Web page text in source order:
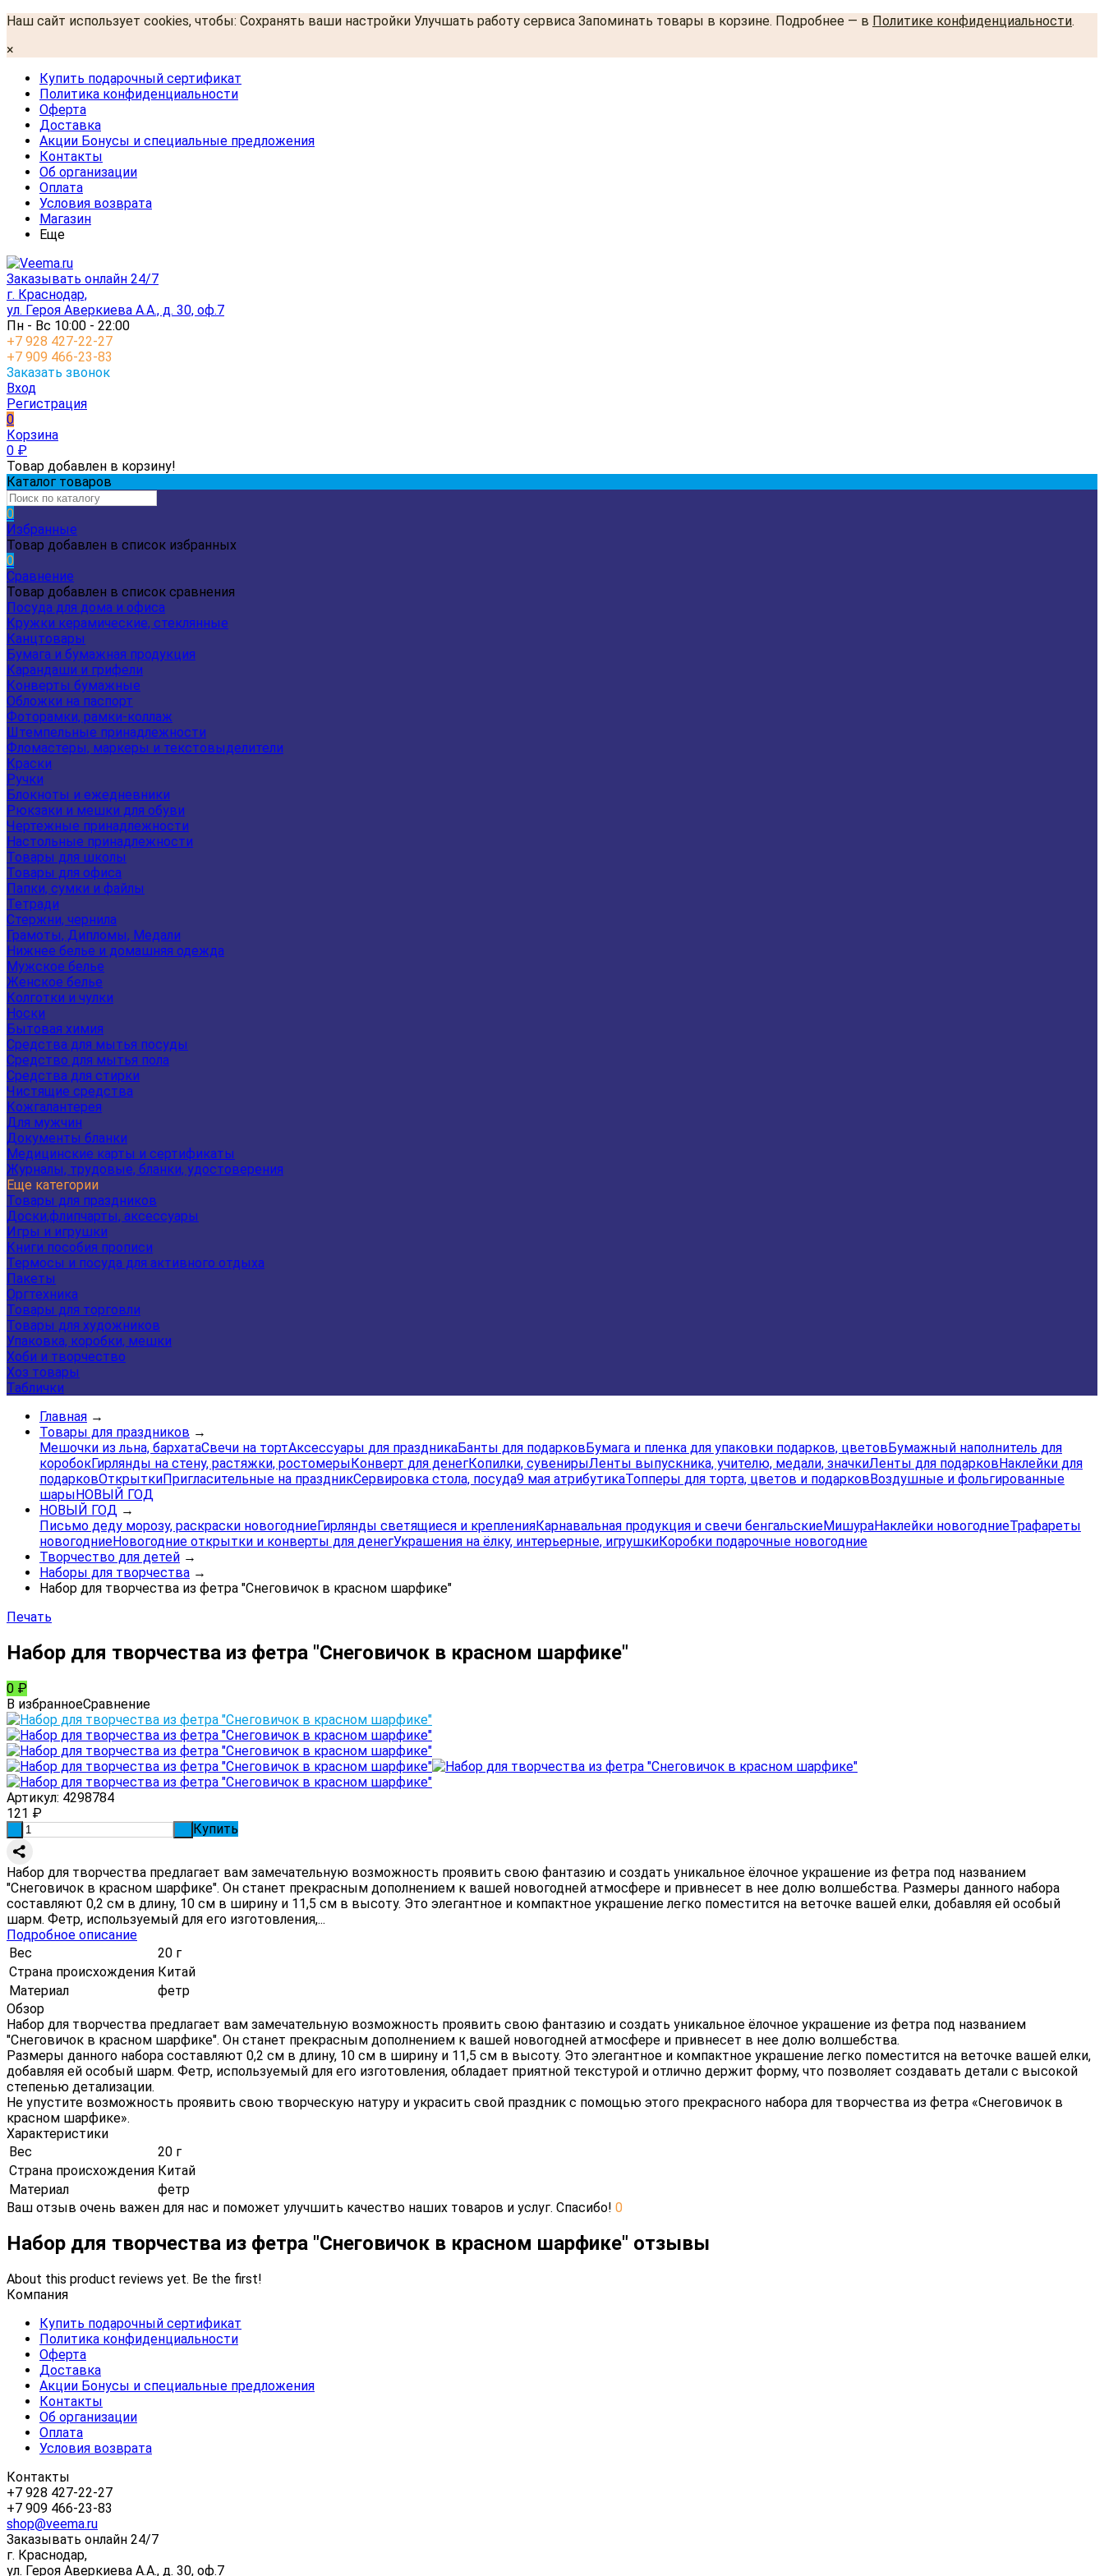
Наш сайт использует cookies, чтобы: Сохранять ваши настройки Улучшать работу сервиса Запоминать товары в корзине. Подробнее — в Политике конфиденциальности.
×
Купить подарочный сертификат
Политика конфиденциальности
Оферта
Доставка
Акции Бонусы и специальные предложения
Контакты
Об организации
Оплата
Условия возврата
Магазин
Еще
Заказывать онлайн 24/7
г. Краснодар,
ул. Героя Аверкиева А.А., д. 30, оф.7
Пн - Вс 10:00 - 22:00
+7 928 427-22-27
+7 909 466-23-83
Заказать звонок
Вход
Регистрация
0
Корзина
0 ₽
Товар добавлен в корзину!
Каталог товаров
0
Избранные
Товар добавлен в список избранных
0
Сравнение
Товар добавлен в список сравнения
Посуда для дома и офиса
Кружки керамические, стеклянные
Канцтовары
Бумага и бумажная продукция
Карандаши и грифели
Конверты бумажные
Обложки на паспорт
Фоторамки, рамки-коллаж
Штемпельные принадлежности
Фломастеры, маркеры и текстовыделители
Краски
Ручки
Блокноты и ежедневники
Рюкзаки и мешки для обуви
Чертежные принадлежности
Настольные принадлежности
Товары для школы
Товары для офиса
Папки, сумки и файлы
Тетради
Стержни, чернила
Грамоты, Дипломы, Медали
Нижнее белье и домашняя одежда
Мужское белье
Женское белье
Колготки и чулки
Носки
Бытовая химия
Средства для мытья посуды
Средство для мытья пола
Средства для стирки
Чистящие средства
Кожгалантерея
Для мужчин
Документы бланки
Медицинские карты и сертификаты
Журналы, трудовые, бланки, удостоверения
Еще категории
Товары для праздников
Доски,флипчарты, аксессуары
Игры и игрушки
Книги пособия прописи
Термосы и посуда для активного отдыха
Пакеты
Оргтехника
Товары для торговли
Товары для художников
Упаковка, коробки, мешки
Хоби и творчество
Хоз товары
Таблички
Главная →
Товары для праздников →
Мешочки из льна, бархатаСвечи на тортАксессуары для праздникаБанты для подарковБумага и пленка для упаковки подарков, цветовБумажный наполнитель для
коробокГирлянды на стену, растяжки, ростомерыКонверт для денегКопилки, сувенирыЛенты выпускника, учителю, медали, значкиЛенты для подарковНаклейки для
подарковОткрыткиПригласительные на праздникСервировка стола, посуда9 мая атрибутикаТопперы для торта, цветов и подарковВоздушные и фольгированные
шарыНОВЫЙ ГОД
НОВЫЙ ГОД →
Письмо деду морозу, раскраски новогодниеГирлянды светящиеся и крепленияКарнавальная продукция и свечи бенгальскиеМишураНаклейки новогодниеТрафареты
новогодниеНовогодние открытки и конверты для денегУкрашения на ёлку, интерьерные, игрушкиКоробки подарочные новогодние
Творчество для детей →
Наборы для творчества →
Набор для творчества из фетра "Снеговичок в красном шарфике"
Печать
Набор для творчества из фетра "Снеговичок в красном шарфике"
0 ₽
В избранноеСравнение
Артикул: 4298784
121 ₽
Купить
Набор для творчества предлагает вам замечательную возможность проявить свою фантазию и создать уникальное ёлочное украшение из фетра под названием
"Снеговичок в красном шарфике". Он станет прекрасным дополнением к вашей новогодней атмосфере и привнесет в нее долю волшебства. Размеры данного набора
составляют 0,2 см в длину, 10 см в ширину и 11,5 см в высоту. Это элегантное и компактное украшение легко поместится на веточке вашей елки, добавляя ей особый
шарм. Фетр, используемый для его изготовления,...
Подробное описание
Вес
20 г
Страна происхождения Китай
Материал
фетр
Обзор
Набор для творчества предлагает вам замечательную возможность проявить свою фантазию и создать уникальное ёлочное украшение из фетра под названием
"Снеговичок в красном шарфике". Он станет прекрасным дополнением к вашей новогодней атмосфере и привнесет в нее долю волшебства.
Размеры данного набора составляют 0,2 см в длину, 10 см в ширину и 11,5 см в высоту. Это элегантное и компактное украшение легко поместится на веточке вашей елки,
добавляя ей особый шарм. Фетр, используемый для его изготовления, обладает приятной текстурой и отлично держит форму, что позволяет создавать детали с высокой
степенью детализации.
Не упустите возможность проявить свою творческую натуру и украсить свой праздник с помощью этого прекрасного набора для творчества из фетра «Снеговичок в
красном шарфике».
Характеристики
Вес
20 г
Страна происхождения Китай
Материал
фетр
Ваш отзыв очень важен для нас и поможет улучшить качество наших товаров и услуг. Спасибо! 0
Набор для творчества из фетра "Снеговичок в красном шарфике" отзывы
About this product reviews yet. Be the first!
Компания
Купить подарочный сертификат
Политика конфиденциальности
Оферта
Доставка
Акции Бонусы и специальные предложения
Контакты
Об организации
Оплата
Условия возврата
Контакты
+7 928 427-22-27
+7 909 466-23-83
shop@veema.ru
Заказывать онлайн 24/7
г. Краснодар,
ул. Героя Аверкиева А.А., д. 30, оф.7